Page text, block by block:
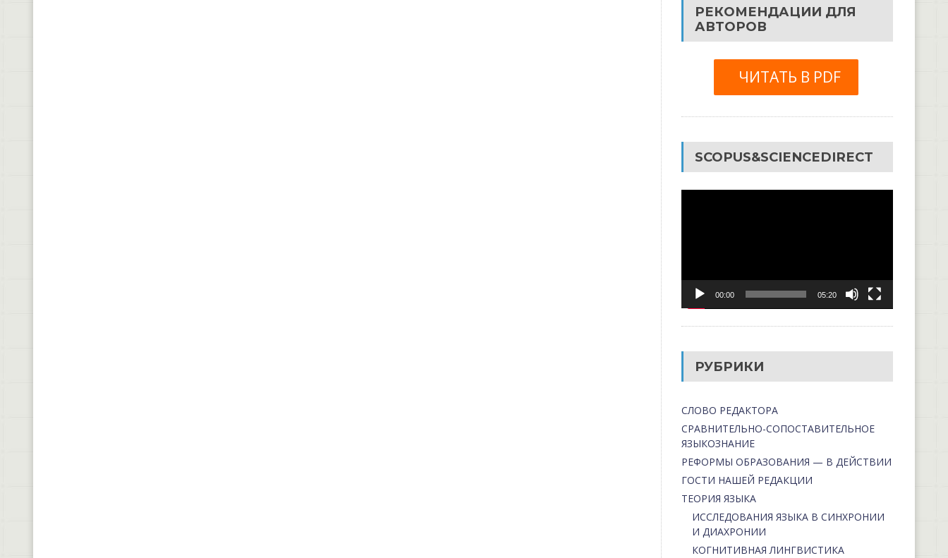
РЕКОМЕНДАЦИИ ДЛЯ
АВТОРОВ
ЧИТАТЬ В PDF
SCOPUS&SCIENCEDIRECT
00:00 05:20
РУБРИКИ
СЛОВО РЕДАКТОРА
СРАВНИТЕЛЬНО-СОПОСТАВИТЕЛЬНОЕ
ЯЗЫКОЗНАНИЕ
РЕФОРМЫ ОБРАЗОВАНИЯ — В ДЕЙСТВИИ
ГОСТИ НАШЕЙ РЕДАКЦИИ
ТЕОРИЯ ЯЗЫКА
ИССЛЕДОВАНИЯ ЯЗЫКА В СИНХРОНИИ
И ДИАХРОНИИ
КОГНИТИВНАЯ ЛИНГВИСТИКА